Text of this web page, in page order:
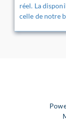
réel. La
celle de notre